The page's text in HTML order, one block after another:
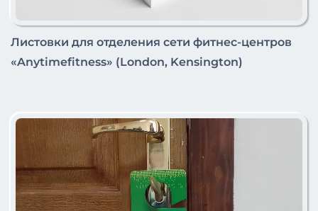
Листовки для отделения сети фитнес-центров
«Anytimefitness» (London, Kensington)